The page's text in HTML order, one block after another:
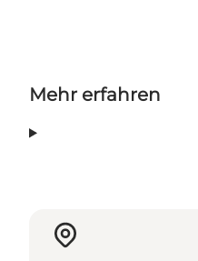
Mehr erfahren